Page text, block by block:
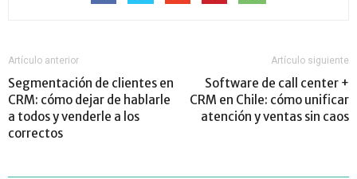
Artículo anterior
Segmentación de clientes en
CRM: cómo dejar de hablarle
a todos y venderle a los
correctos
Artículo siguiente
Software de call center +
CRM en Chile: cómo unificar
atención y ventas sin caos